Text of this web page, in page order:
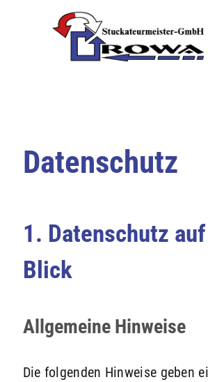
Referenzen
Kontakt
Datenschutz
1. Datenschutz
Blick
Allgemeine Hinweise
Die folgenden Hinweise geben